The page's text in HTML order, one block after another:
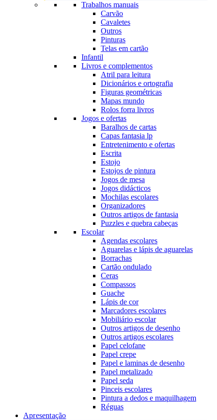
Trabalhos manuais
Carvão
Cavaletes
Outros
Pinturas
Telas em cartão
Infantil
Livros e complementos
Atril para leitura
Dicionários e ortografia
Figuras geométricas
Mapas mundo
Rolos forra livros
Jogos e ofertas
Baralhos de cartas
Capas fantasia lp
Entretenimento e ofertas
Escrita
Estojo
Estojos de pintura
Jogos de mesa
Jogos didácticos
Mochilas escolares
Organizadores
Outros artigos de fantasia
Puzzles e quebra cabeças
Escolar
Agendas escolares
Aguarelas e lápis de aguarelas
Borrachas
Cartão ondulado
Ceras
Compassos
Guache
Lápis de cor
Marcadores escolares
Mobiliário escolar
Outros artigos de desenho
Outros artigos escolares
Papel celofane
Papel crepe
Papel e laminas de desenho
Papel metalizado
Papel seda
Pinceis escolares
Pintura a dedos e maquilhagem
Réguas
Apresentação